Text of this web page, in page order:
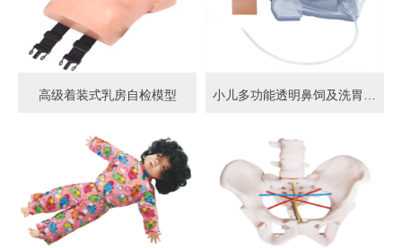
高级着装式乳房自检模型